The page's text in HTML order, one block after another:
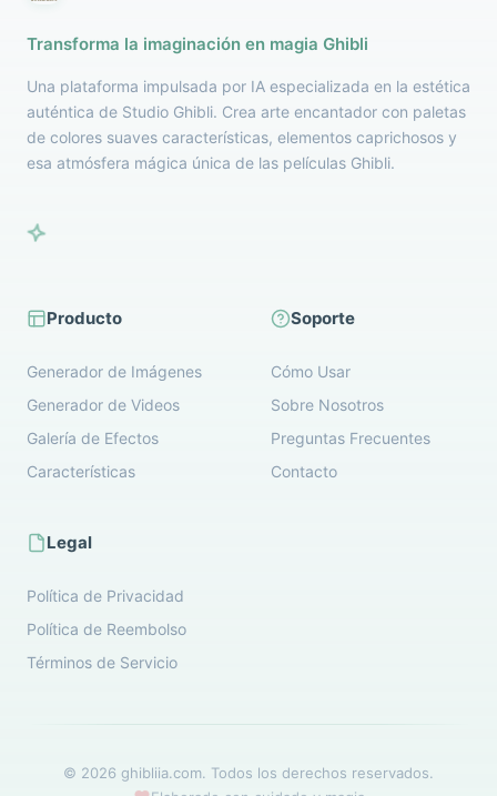
Transforma la imaginación en magia Ghibli
Una plataforma impulsada por IA especializada en la estética
auténtica de Studio Ghibli. Crea arte encantador con paletas
de colores suaves características, elementos caprichosos y
esa atmósfera mágica única de las películas Ghibli.
Producto
Generador de Imágenes
Generador de Videos
Galería de Efectos
Características
Soporte
Cómo Usar
Sobre Nosotros
Preguntas Frecuentes
Contacto
Legal
Política de Privacidad
Política de Reembolso
Términos de Servicio
© 2026 ghibliia.com. Todos los derechos reservados.